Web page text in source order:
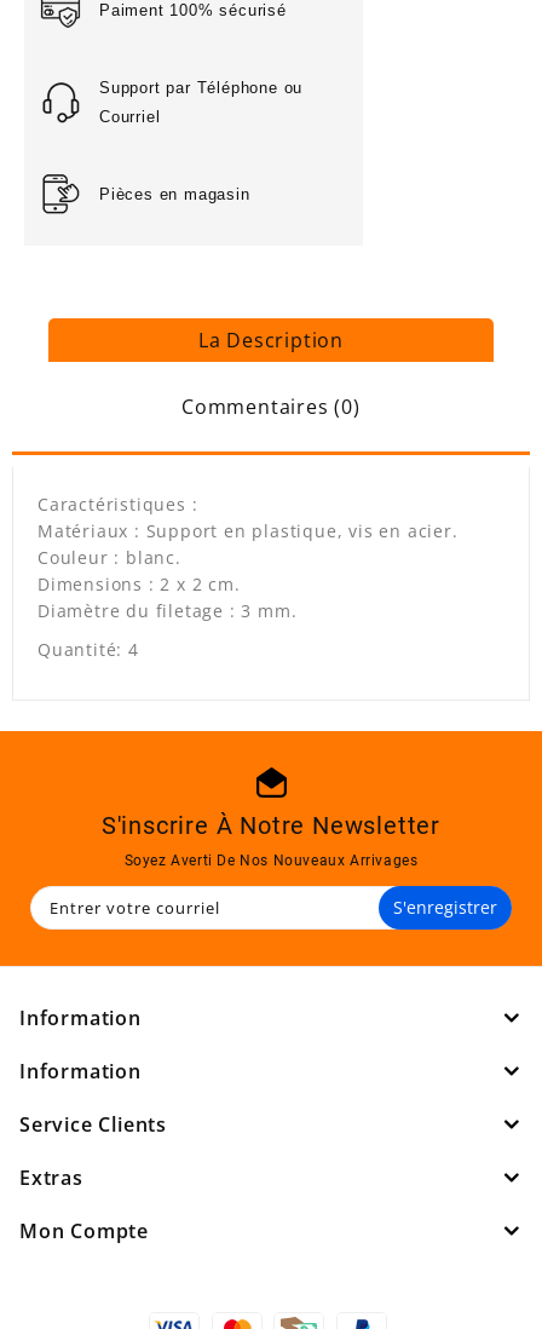
Paiment 100% sécurisé
Support par Téléphone ou
Courriel
Pièces en magasin
La Description
Commentaires (0)
Caractéristiques :
Matériaux : Support en plastique, vis en acier.
Couleur : blanc.
Dimensions : 2 x 2 cm.
Diamètre du filetage : 3 mm.
Quantité: 4
S'inscrire À Notre Newsletter
Soyez Averti De Nos Nouveaux Arrivages
S'enregistrer
Information
Information
Service Clients
Extras
Mon Compte